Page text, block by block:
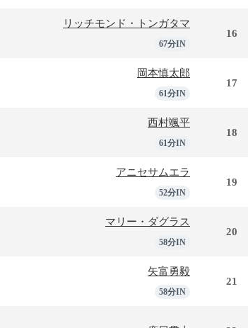
リッチモンド・トンガタマ
67分IN
16
岡本慎太郎
61分IN
17
西村颯平
61分IN
18
アニセサムエラ
52分IN
19
マリー・ダグラス
58分IN
20
矢富勇毅
58分IN
21